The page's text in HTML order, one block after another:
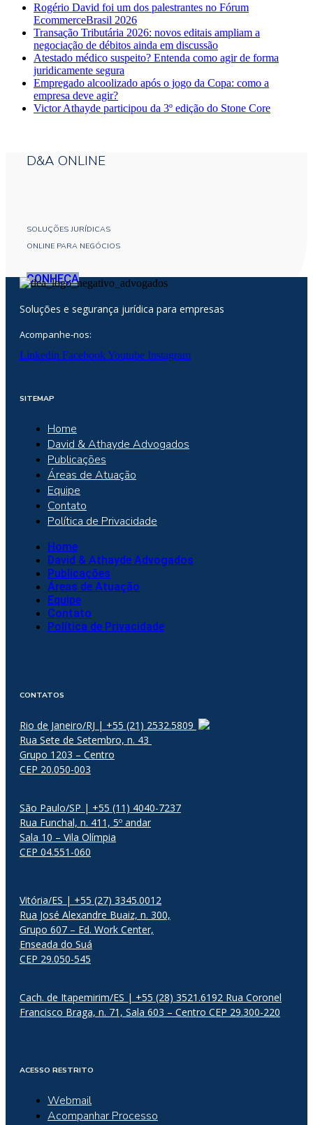
Rogério David foi um dos palestrantes no Fórum
EcommerceBrasil 2026
Transação Tributária 2026: novos editais ampliam a
negociação de débitos ainda em discussão
Atestado médico suspeito? Entenda como agir de forma
juridicamente segura
Empregado alcoolizado após o jogo da Copa: como a
empresa deve agir?
Victor Athayde participou da 3º edição do Stone Core
D&A ONLINE
SOLUÇÕES JURÍDICAS
ONLINE PARA NEGÓCIOS
CONHEÇA
Soluções e segurança jurídica para empresas
Acompanhe-nos:
Linkedin FacebookYoutube Instagram
SITEMAP
Home
David & Athayde Advogados
Publicações
Áreas de Atuação
Equipe
Contato
Política de Privacidade
Home
David & Athayde Advogados
Publicações
Áreas de Atuação
Equipe
Contato
Política de Privacidade
CONTATOS
Rio de Janeiro/RJ | +55 (21) 2532.5809
Rua Sete de Setembro, n. 43
Grupo 1203 – Centro
CEP 20.050-003
São Paulo/SP | +55 (11) 4040-7237
Rua Funchal, n. 411, 5º andar
Sala 10 – Vila Olímpia
CEP 04.551-060
Vitória/ES | +55 (27) 3345.0012
Rua José Alexandre Buaiz, n. 300,
Grupo 607 – Ed. Work Center,
Enseada do Suá
CEP 29.050-545
Cach. de Itapemirim/ES | +55 (28) 3521.6192 Rua Coronel
Francisco Braga, n. 71, Sala 603 – Centro CEP 29.300-220
ACESSO RESTRITO
Webmail
Acompanhar Processo